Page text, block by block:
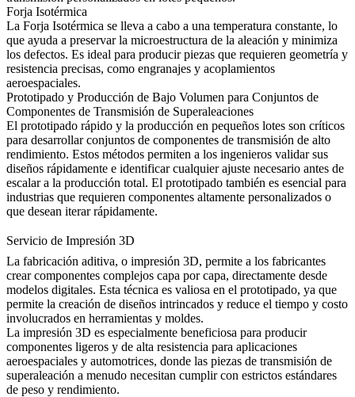
Forja Isotérmica
La Forja Isotérmica se lleva a cabo a una temperatura constante, lo
que ayuda a preservar la microestructura de la aleación y minimiza
los defectos. Es ideal para producir piezas que requieren geometría y
resistencia precisas, como engranajes y acoplamientos
aeroespaciales.
Prototipado y Producción de Bajo Volumen para Conjuntos de
Componentes de Transmisión de Superaleaciones
El prototipado rápido y la producción en pequeños lotes son críticos
para desarrollarconjuntos de componentes de transmisión de alto
rendimiento. Estos métodos permiten a los ingenieros validar sus
diseños rápidamente e identificar cualquier ajuste necesario antes de
escalar a la producción total. El prototipado también es esencial para
industrias que requieren componentes altamente personalizados o
que desean iterar rápidamente.
Servicio de Impresión 3D
La fabricación aditiva, o impresión 3D, permite a los fabricantes
crear componentes complejos capa por capa, directamente desde
modelos digitales. Esta técnica es valiosa en el prototipado, ya que
permite la creación de diseños intrincados y reduce el tiempo y costo
involucrados en herramientas y moldes.
La impresión 3D es especialmente beneficiosa para producir
componentes ligeros y de alta resistencia para aplicaciones
aeroespaciales y automotrices, donde las piezas de transmisión de
superaleación a menudo necesitan cumplir con estrictos estándares
de peso y rendimiento.